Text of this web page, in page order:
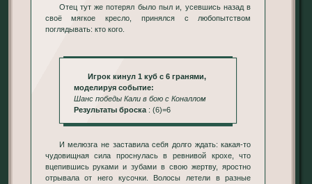
Отец тут же потерял было пыл и, усевшись назад в
своё мягкое кресло, принялся с любопытством
поглядывать: кто кого.
Игрок кинул 1 куб с 6 гранями,
моделируя событие:
Шанс победы Кали в бою с Коналлом
Результаты броска : (6)=6
И мелюзга не заставила себя долго ждать: какая-то
чудовищная сила проснулась в ревнивой крохе, что
вцепившись руками и зубами в свою жертву, яростно
отрывала от него кусочки. Волосы летели в разные